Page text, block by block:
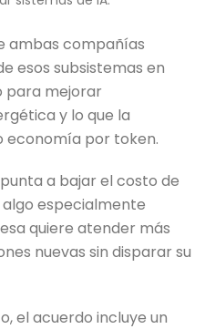
ambas compañías
esos subsistemas en
para mejorar
y lo que la
economía por token.
a bajar el costo de
especialmente
quiere atender más
nuevas sin disparar su
el acuerdo incluye un